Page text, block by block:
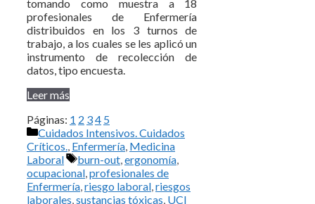
tomando como muestra a 18
profesionales de Enfermería
distribuidos en los 3 turnos de
trabajo, a los cuales se les aplicó un
instrumento de recolección de
datos, tipo encuesta.
Leer más
Páginas: 1 2 34 5
Categorías
Cuidados Intensivos. Cuidados
Críticos. Enfermería Medicina
Laboral
Etiquetas
burn-out ergonomía
ocupacional profesionales de
Enfermería riesgo laboral riesgos
laborales sustancias tóxicas UCI